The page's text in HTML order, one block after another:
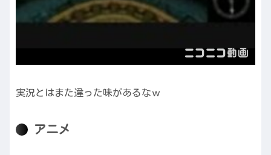
実況とはまた違った味があるなｗ
アニメ